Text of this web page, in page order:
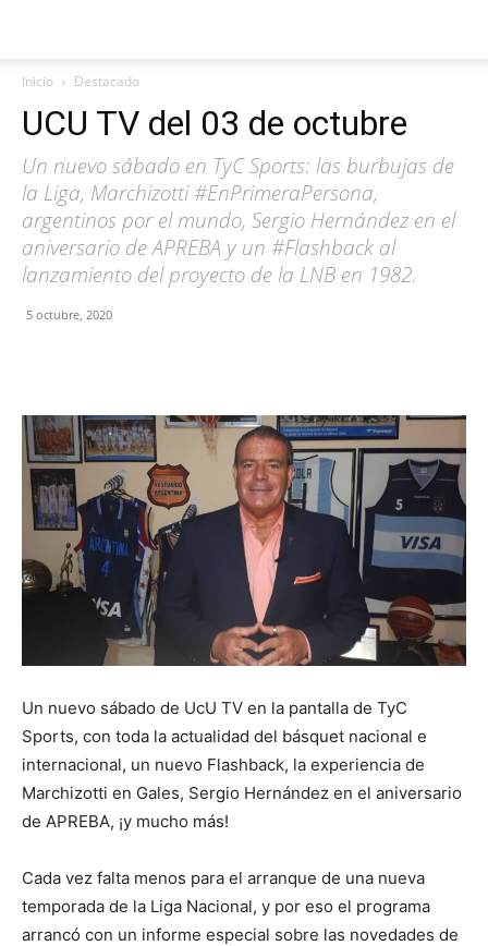
Inicio Destacado
UCU TV del 03 de octubre
Un nuevo sábado en TyC Sports: las burbujas de
la Liga, Marchizotti #EnPrimeraPersona,
argentinos por el mundo, Sergio Hernández en el
aniversario de APREBA y un #Flashback al
lanzamiento del proyecto de la LNB en 1982.
5 octubre, 2020
Un nuevo sábado de UcU TV en la pantalla de TyC
Sports, con toda la actualidad del básquet nacional e
internacional, un nuevo Flashback, la experiencia de
Marchizotti en Gales, Sergio Hernández en el aniversario
de APREBA, ¡y mucho más!
Cada vez falta menos para el arranque de una nueva
temporada de la Liga Nacional, y por eso el programa
arrancó con un informe especial sobre las novedades de